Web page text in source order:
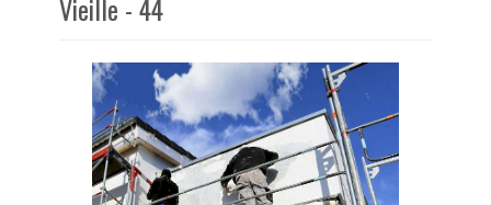
Vieille - 44